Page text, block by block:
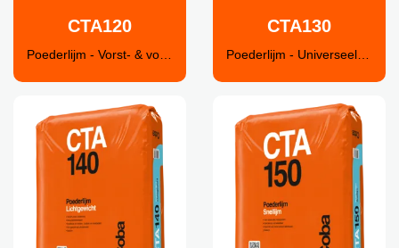
CTA120
Poederlijm - Vorst- & vochtbestendig
CTA130
Poederlijm - Universeel & zuinig